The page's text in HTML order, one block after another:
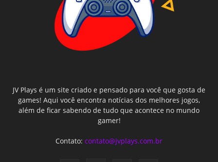
JV Plays é um site criado e pensado para você que gosta de
games! Aqui você encontra notícias dos melhores jogos,
além de ficar sabendo de tudo que acontece no mundo
gamer!
Contato: contato@jvplays.com.br